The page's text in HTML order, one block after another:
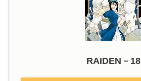
RAIDEN－18